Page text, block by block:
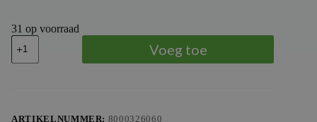
31 op voorraad
RST
TracTech
Evo
Voeg toe
ARTIKELNUMMER: 8000326060